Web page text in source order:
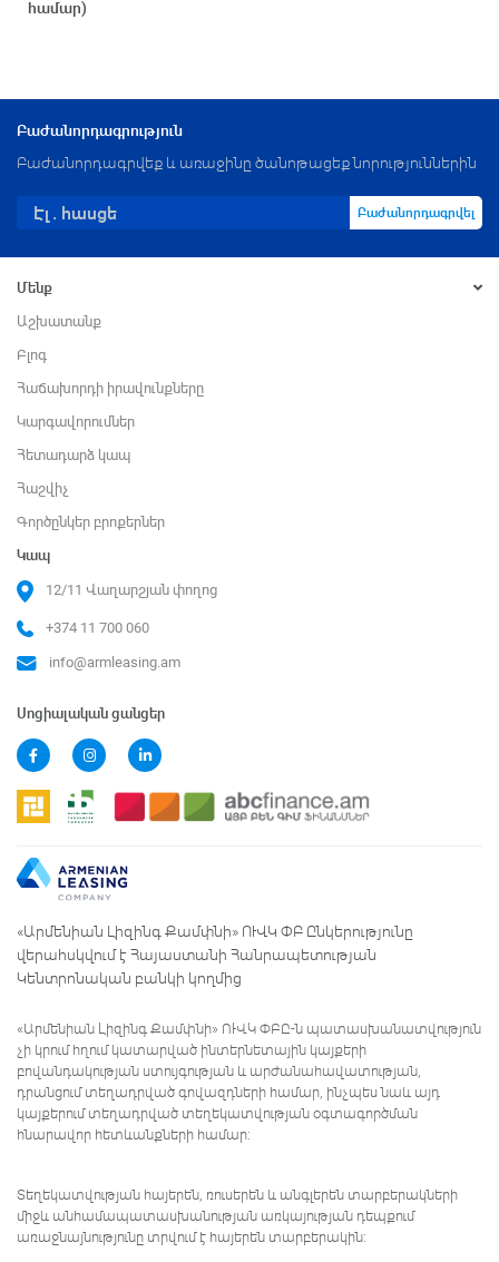
համար)
Բաժանորդագրություն
Բաժանորդագրվեք և առաջինը ծանոթացեք նորություններին
Բաժանորդագրվել
Մենք
Աշխատանք
Բլոգ
Հաճախորդի իրավունքները
Կարգավորումներ
Հետադարձ կապ
Հաշվիչ
Գործընկեր բրոքերներ
Կապ
12/11 Վաղարշյան փողոց
+374 11 700 060
info@armleasing.am
Սոցիալական ցանցեր
«Արմենիան Լիզինգ Քամփնի» ՈՒՎԿ ՓԲ Ընկերությունը
վերահսկվում է Հայաստանի Հանրապետության
Կենտրոնական բանկի կողմից
«Արմենիան Լիզինգ Քամփնի» ՈՒՎԿ ՓԲԸ-ն պատասխանատվություն
չի կրում հղում կատարված ինտերնետային կայքերի
բովանդակության ստույգության և արժանահավատության,
դրանցում տեղադրված գովազդների համար, ինչպես նաև այդ
կայքերում տեղադրված տեղեկատվության օգտագործման
հնարավոր հետևանքների համար:
Տեղեկատվության հայերեն, ռուսերեն և անգլերեն տարբերակների
միջև անհամապատասխանության առկայության դեպքում
առաջնայնությունը տրվում է հայերեն տարբերակին: